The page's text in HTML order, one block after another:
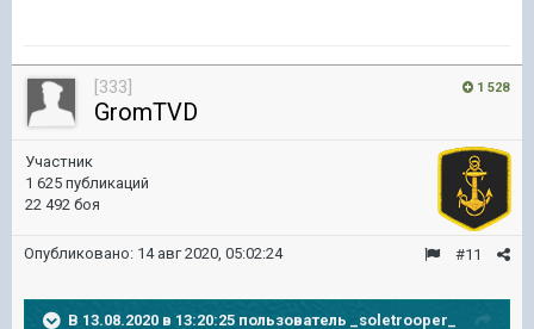
1 528
[333]
GromTVD
Участник
1 625 публикаций
22 492 боя
#11
Опубликовано: 14 авг 2020, 05:02:24
В 13.08.2020 в 13:20:25 пользователь
_soletrooper_